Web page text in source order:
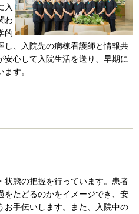
入
わ
的
し、入院先の病棟看護師と情報共
心して入院生活を送り、早期に
ます。
状態の把握を行っています。患者
をたどるのかをイメージでき、安
お手伝いします。また、入院中の